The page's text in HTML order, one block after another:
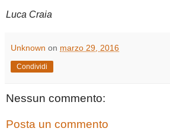
Luca Craia
Unknown on marzo 29, 2016
Condividi
Nessun commento:
Posta un commento